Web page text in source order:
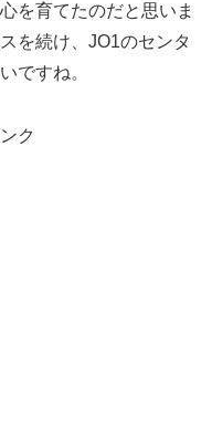
を育てたのだと思いま
を続け、JO1のセンタ
ですね。
ク